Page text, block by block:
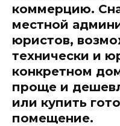
коммерцию.
местной
юристов,
технически и
конкретном
проще и
или купить
помещение.